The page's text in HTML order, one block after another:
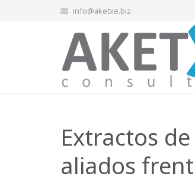
info@aketxe.biz
Extractos
aliados